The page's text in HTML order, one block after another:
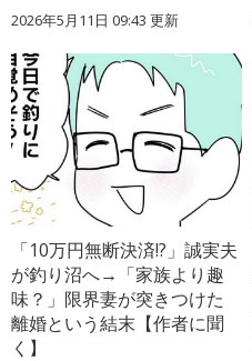
2026年5月11日 09:43 更新
「10万円無断決済!?」誠実夫
が釣り沼へ→「家族より趣
味？」限界妻が突きつけた
離婚という結末【作者に聞
く】